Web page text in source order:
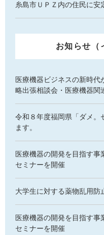
糸島市ＵＰＺ内の住民に安
お知らせ（
医療機器ビジネスの新時
略出張相談会・医療機器関
令和８年度福岡県「ダメ。
ます。
医療機器の開発を目指す事
セミナーを開催
大学生に対する薬物乱用防
医療機器の開発を目指す事
セミナーを開催